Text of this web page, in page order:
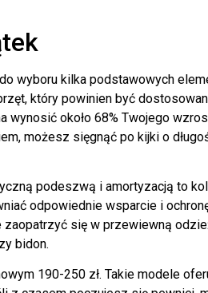
wyboru kilka podstawowych
który powinien być
wynosić około 68% Twojego
możesz sięgnąć po kijki o
podeszwą i amortyzacją to
odpowiednie wsparcie i
się w przewiewną
bidon.
190-250 zł. Takie modele